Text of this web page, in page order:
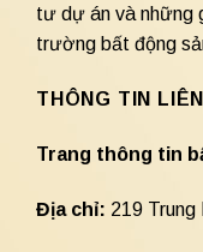
tư dự án và những
trường bất động
THÔNG TIN
Trang thông tin
Địa chỉ: 219 Trung